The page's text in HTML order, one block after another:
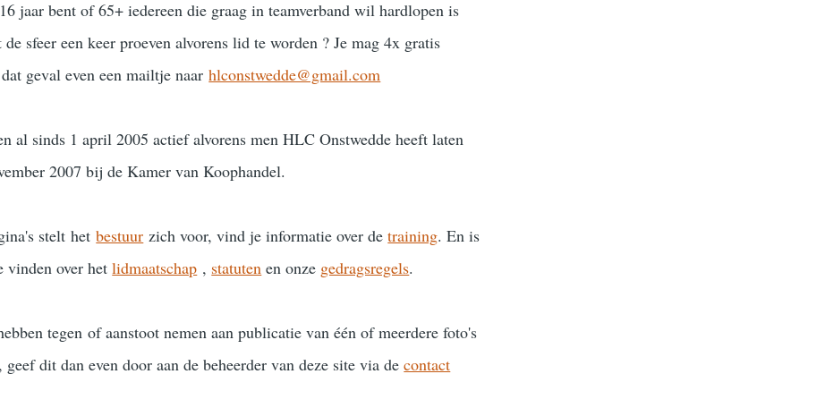
jaar bent of 65+ iedereen die graag in teamverband wil hardlopen is
sfeer een keer proeven alvorens lid te worden ? Je mag 4x gratis
geval even een mailtje naarhlconstwedde@gmail.com
al sinds 1 april 2005 actief alvorens men HLC Onstwedde heeft laten
2007 bij de Kamer van Koophandel.
stelt hetbestuur zich voor, vind je informatie over detraining. En is
vinden over hetlidmaatschap , statuten en onze gedragsregels.
tegen of aanstoot nemen aan publicatie van één of meerdere foto's
dit dan even door aan de beheerder van deze site via decontact